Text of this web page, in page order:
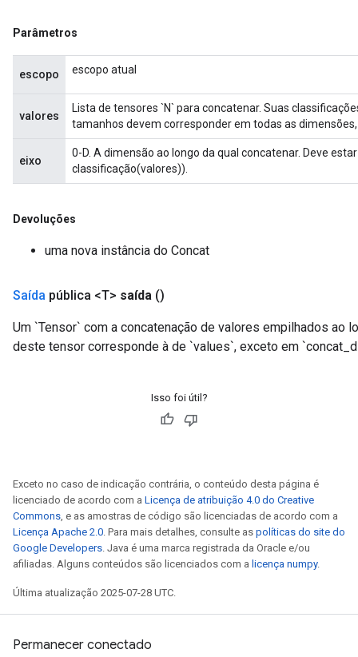
Parâmetros
escopo escopo atual
valores
Lista de tensores `N` para concatenar. Suas
tamanhos devem corresponder em todas as
eixo
0-D. A dimensão ao longo da qual concatenar. Deve
classificação(valores)).
Devoluções
uma nova instância do Concat
Saída pública <T> saída ()
Um `Tensor` com a concatenação de valores empilhados ao
deste tensor corresponde à de `values`, exceto em
Isso foi útil?
Exceto no caso de indicação contrária, o conteúdo desta página é
licenciado de acordo com a Licença de atribuição 4.0 do Creative
Commons, e as amostras de código são licenciadas de acordo com a
Licença Apache 2.0. Para mais detalhes, consulte as políticas do site do
Google Developers. Java é uma marca registrada da Oracle e/ou
afiliadas. Alguns conteúdos são licenciados com a licença numpy.
Última atualização 2025-07-28 UTC.
Permanecer conectado